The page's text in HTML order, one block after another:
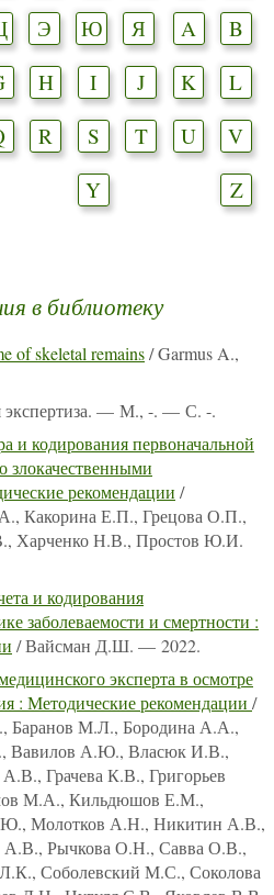
Э Ю Я A
B
H I J K
L
R S T U
V
Y Z
в библиотеку
of skeletal remains/ Garmus A.,
экспертиза. — М., -. — С. -.
кодирования первоначальной
злокачественными
рекомендации /
Какорина Е.П., Грецова О.П.,
Харченко Н.В., Простов Ю.И.
и кодирования
заболеваемости и смертности :
/ Вайсман Д.Ш. — 2022.
эксперта в осмотре
: Методические рекомендации /
М.Л., Бородина А.А.,
Вавилов А.Ю., Власюк И.В.,
Грачева К.В., Григорьев
М.А., Кильдюшов Е.М.,
Молотков А.Н., Никитин А.В.,
А.В., Рычкова О.Н., Савва О.В.,
Соболевский М.С., Соколова